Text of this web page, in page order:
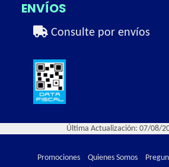
ENVÍOS
Consulte por envíos
Última Actualización: 07/08/
Promociones Quienes Somos